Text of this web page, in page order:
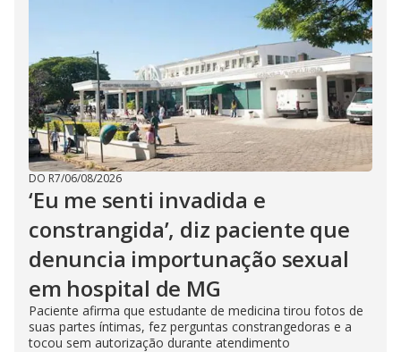
DO R7/06/08/2026
‘Eu me senti invadida e
constrangida’, diz paciente que
denuncia importunação sexual
em hospital de MG
Paciente afirma que estudante de medicina tirou fotos de
suas partes íntimas, fez perguntas constrangedoras e a
tocou sem autorização durante atendimento